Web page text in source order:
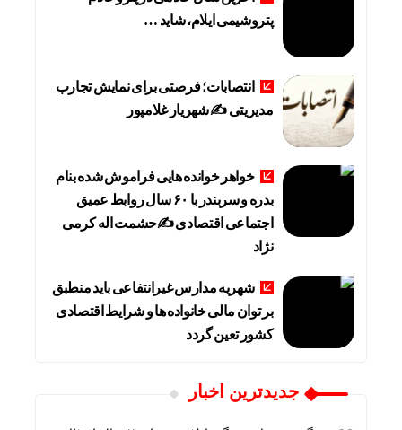
پتروشیمی ایلام، شاید …
انتصابات؛ فرصتی برای نمایش تجارب
مدیریتی ✍ شهریار غلامپور
خواهر خوانده هایی فراموش شده بنام
بدره و سربندر با ۶۰ سال روابط عمیق
اجتماعی اقتصادی ✍حشمت اله کرمی
نژاد
شهریه مدارس غیرانتفاعی باید منطبق
بر توان مالی خانواده ها و شرایط اقتصادی
کشور تعین گردد
جديدترين اخبار